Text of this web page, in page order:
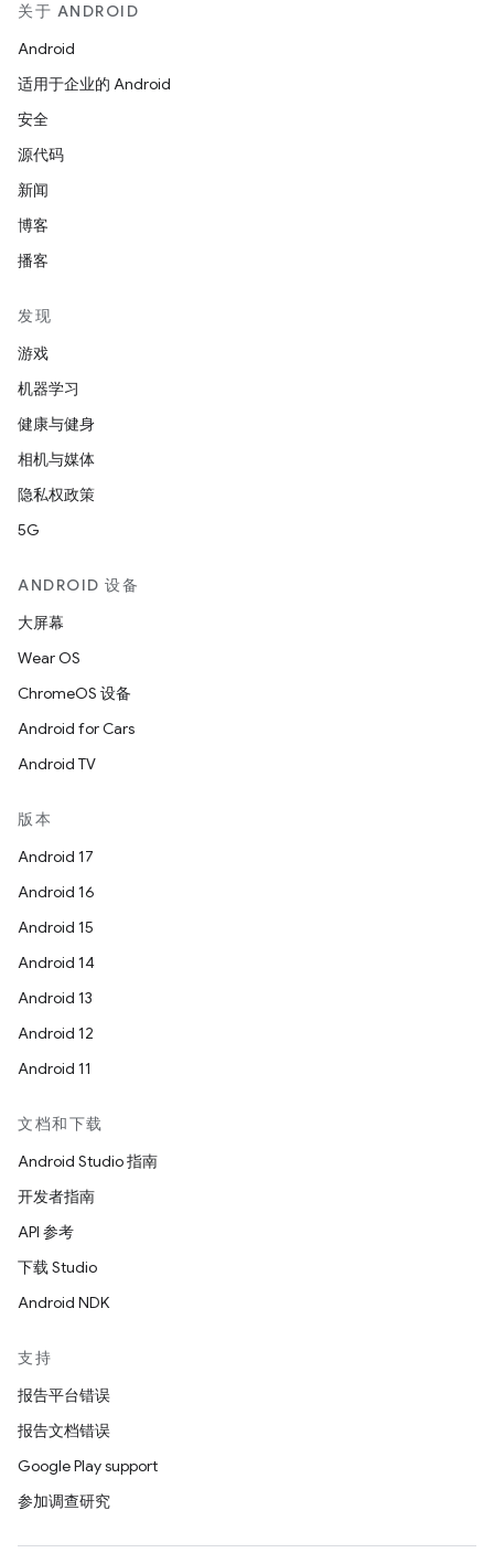
关于 ANDROID
Android
适用于企业的 Android
安全
源代码
新闻
博客
播客
发现
游戏
机器学习
健康与健身
相机与媒体
隐私权政策
5G
ANDROID 设备
大屏幕
Wear OS
ChromeOS 设备
Android for Cars
Android TV
版本
Android 17
Android 16
Android 15
Android 14
Android 13
Android 12
Android 11
文档和下载
Android Studio 指南
开发者指南
API 参考
下载 Studio
Android NDK
支持
报告平台错误
报告文档错误
Google Play support
参加调查研究